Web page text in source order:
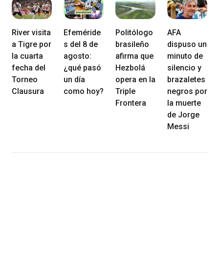
River visita
a Tigre por
la cuarta
fecha del
Torneo
Clausura
Efeméride
s del 8 de
agosto:
¿qué pasó
un día
como hoy?
Politólogo
brasileño
afirma que
Hezbolá
opera en la
Triple
Frontera
AFA
dispuso un
minuto de
silencio y
brazaletes
negros por
la muerte
de Jorge
Messi